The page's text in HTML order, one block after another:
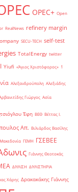
OPEC+ Open
RealNews refinery margin
SECU-TECH self-test
TotalEnergy twitter
Yiufi «Άγιος Χριστόφορος» ΄1
Αλεξανδρούπολη Αλεξιάδης
Γιώργος Ασία
Έφη ΒΕΘ Βέττας Ι.
Απ. Βιλιάρδος Βασίλης
ΓΕΜΗ ΓΣΕΒΕΕ
Γιάννης Θεοτοκάς
ΔΙΥΛΙΣΗ ΔΙΥΛΙΣΤΗΡΙΑ
Χάρης Δρακακάκης Γιάννης